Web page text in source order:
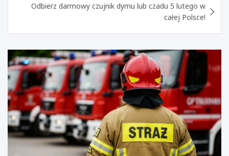
Odbierz darmowy czujnik dymu lub czadu 5 lutego w
całej Polsce!